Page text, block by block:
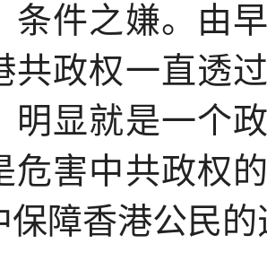
条件之嫌。由
共政权一直透
明显就是一个
危害中共政权
保障香港公民